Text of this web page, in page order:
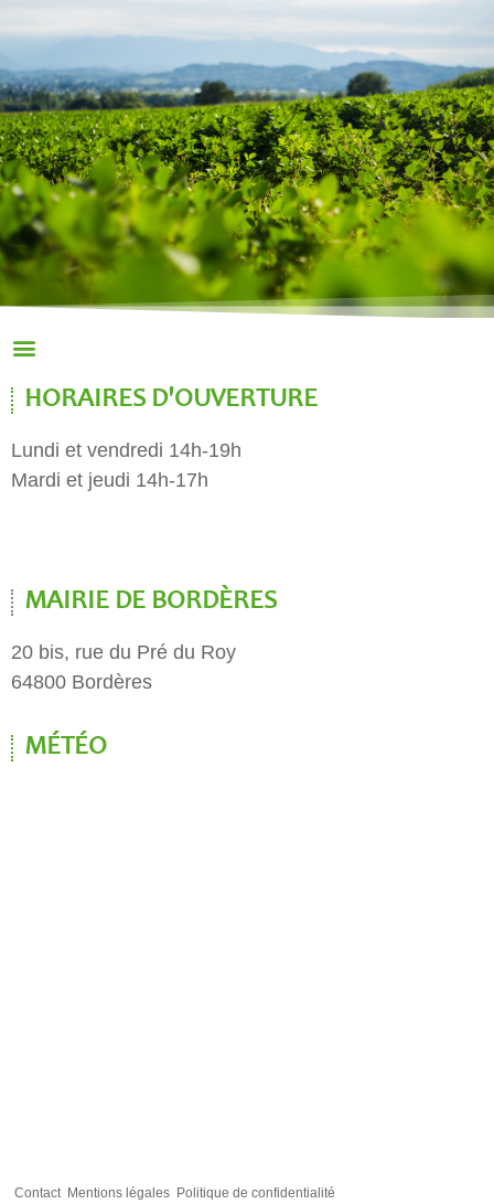
HORAIRES D'OUVERTURE
Lundi et vendredi 14h-19h
Mardi et jeudi 14h-17h
MAIRIE DE BORDÈRES
20 bis, rue du Pré du Roy
64800 Bordères
MÉTÉO
Contact Mentions légales Politique de confidentialité